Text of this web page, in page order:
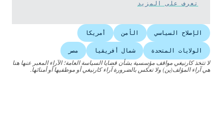
تعرف على المزيد
الإصلاح السياسي الأمن أمريكا
الولايات المتحدة شمال أفريقيا
مصر
لا تتخذ كارنيغي مواقف مؤسسية بشأن قضايا السياسة العامة؛ الآراء المعبر عنها هنا
هي آراء المؤلف(ين) ولا تعكس بالضرورة آراء كارنيغي أو موظفيها أو أمنائها.